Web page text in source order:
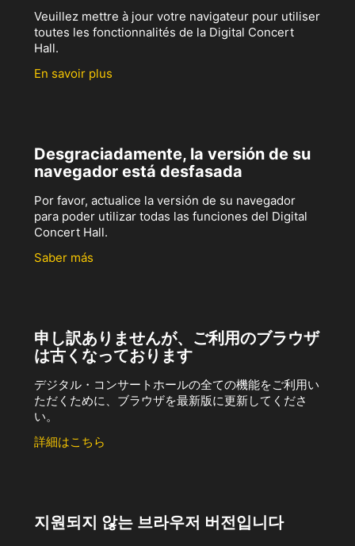
Veuillez mettre à jour votre navigateur pour utiliser
toutes les fonctionnalités de la Digital Concert
Hall.
En savoir plus
Desgraciadamente, la versión de su
navegador está desfasada
Por favor, actualice la versión de su navegador
para poder utilizar todas las funciones del Digital
Concert Hall.
Saber más
申し訳ありませんが、ご利用のブラウザ
は古くなっております
デジタル・コンサートホールの全ての機能をご利用い
ただくために、ブラウザを最新版に更新してくださ
い。
詳細はこちら
지원되지 않는 브라우저 버전입니다